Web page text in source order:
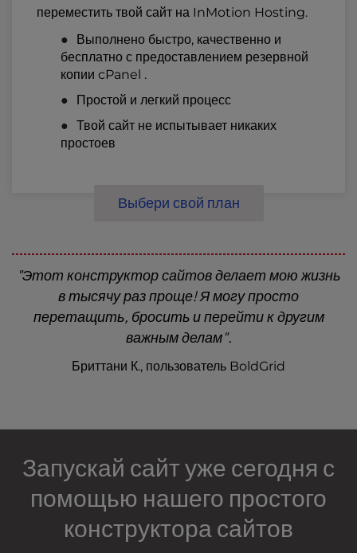
переместить твой сайт на InMotion Hosting.
Выполнено быстро, качественно и
бесплатно с предоставлением резервной
копии cPanel .
Простой и легкий процесс
Твой сайт не испытывает никаких
простоев
Выбери свой план
"Этот конструктор сайтов делает мою жизнь
в тысячу раз проще! Я могу просто
перетащить, бросить и перейти к другим
важным делам".
Бриттани К., пользователь BoldGrid
Запускай сайт уже сегодня с
помощью нашего простого
конструктора сайтов